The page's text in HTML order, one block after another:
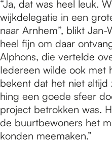
“Ja, dat was heel leuk.
wijkdelegatie in een
naar Arnhem”, blikt
heel fijn om daar
Alphons, die vertelde
Iedereen wilde ook met
bekent dat het niet altijd
hing een goede sfeer
project betrokken was.
de buurtbewoners het
konden meemaken.”